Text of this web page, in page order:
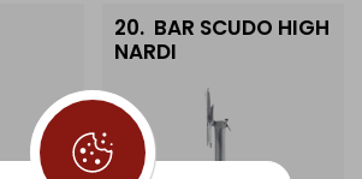
20. BAR SCUDO HIGH
NARDI